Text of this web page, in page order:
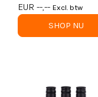
Bierbrood in fles -
6
EUR --,-- Excl. btw
SHOP NU